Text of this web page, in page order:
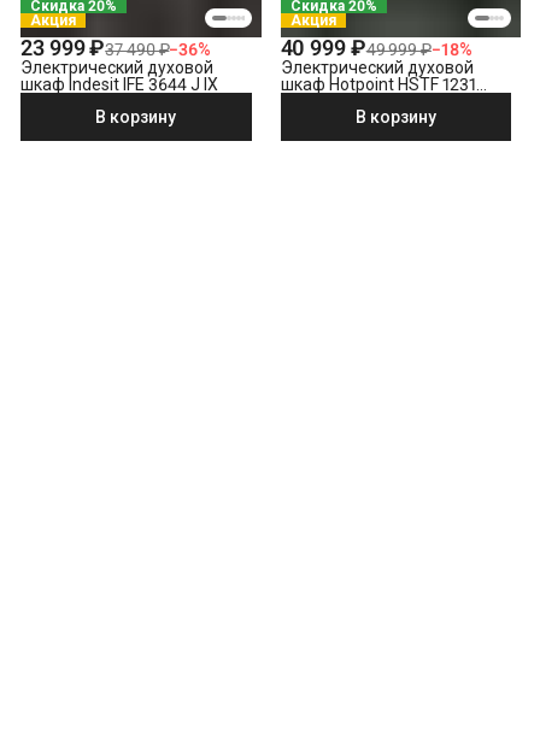
Скидка 20%
Акция
23 999 ₽37 490 ₽−36%
Электрический духовой
шкаф Indesit IFE 3644 J IX
В корзину
Скидка 20%
Акция
40 999 ₽49 999 ₽−18%
Электрический духовой
шкаф Hotpoint HSTF 1231
В корзину